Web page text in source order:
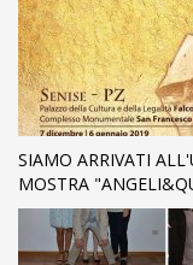
SIAMO ARRIVATI
MOSTRA